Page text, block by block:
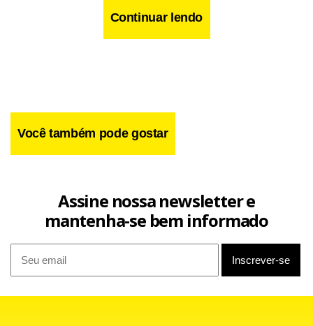
Os programas para preenchimento e transmissão da
declaração estão disponíveis no endereço da Receita
Continuar lendo
Você também pode gostar
Assine nossa newsletter e
mantenha-se bem informado